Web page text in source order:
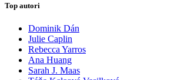
Top autori
Dominik Dán
Julie Caplin
Rebecca Yarros
Ana Huang
Sarah J. Maas